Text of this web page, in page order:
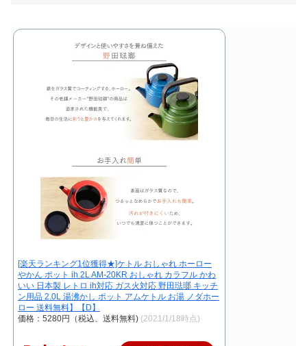
[楽天ランキング1位獲得★]ケトル おしゃれ ホーロー
やかん ポット ih 2L AM-20KR おしゃれ カラフル かわ
いい 日本製 レトロ ih対応 ガス火対応 野田琺瑯 キッチ
ン用品 2.0L 湯沸かし ポット アムケトル お湯 ノダホー
ロー 送料無料】【D】
価格：5280円（税込、送料無料) (2021/1/18時点)